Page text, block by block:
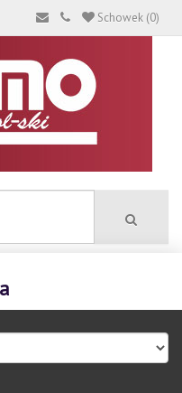
Schowek (0)